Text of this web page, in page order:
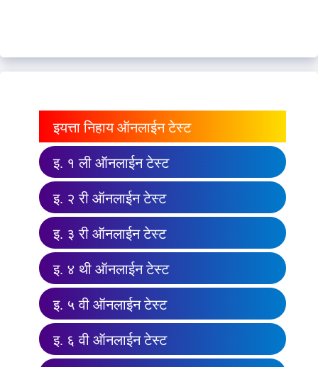
इयत्ता निहाय ऑनलाईन टेस्ट
इ. १ ली ऑनलाईन टेस्ट
इ. २ री ऑनलाईन टेस्ट
इ. ३ री ऑनलाईन टेस्ट
इ. ४ थी ऑनलाईन टेस्ट
इ. ५ वी ऑनलाईन टेस्ट
इ. ६ वी ऑनलाईन टेस्ट